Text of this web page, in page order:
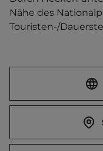
Nähe des
Touristen-/